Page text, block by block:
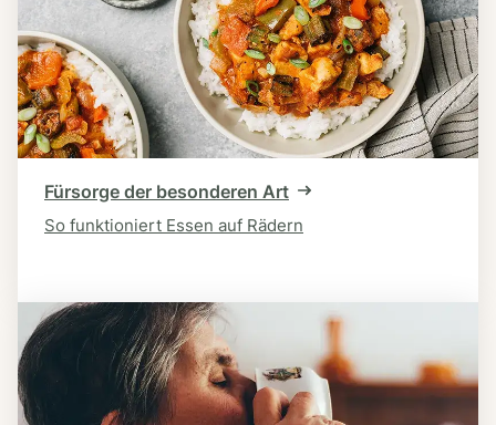
Fürsorge der besonderen Art
So funktioniert Essen auf Rädern